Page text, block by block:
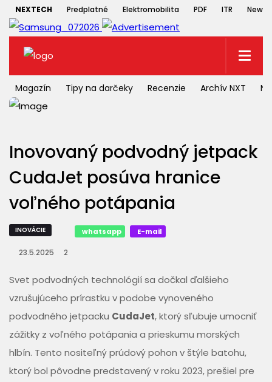
NEXTECH Predplatné Elektromobilita PDF ITR
Magazín Tipy na darčeky Recenzie Archív NXT
Inovovaný podvodný jetpack
CudaJet posúva hranice
voľného potápania
INOVÁCIE whatsapp E-mail
23.5.2025 2
Svet podvodných technológií sa dočkal ďalšieho
vzrušujúceho prírastku v podobe vynoveného
podvodného jetpacku CudaJet, ktorý sľubuje umocniť
zážitky z voľného potápania a prieskumu morských
hlbín. Tento nositeľný prúdový pohon v štýle batohu,
ktorý bol pôvodne predstavený v roku 2023, prešiel pre